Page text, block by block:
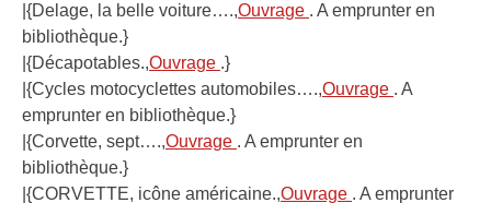
|{Delage, la belle voiture….,Ouvrage . A emprunter en
bibliothèque.}
|{Décapotables.,Ouvrage .}
|{Cycles motocyclettes automobiles….,Ouvrage . A
emprunter en bibliothèque.}
|{Corvette, sept….,Ouvrage . A emprunter en
bibliothèque.}
|{CORVETTE, icône américaine.,Ouvrage . A emprunter